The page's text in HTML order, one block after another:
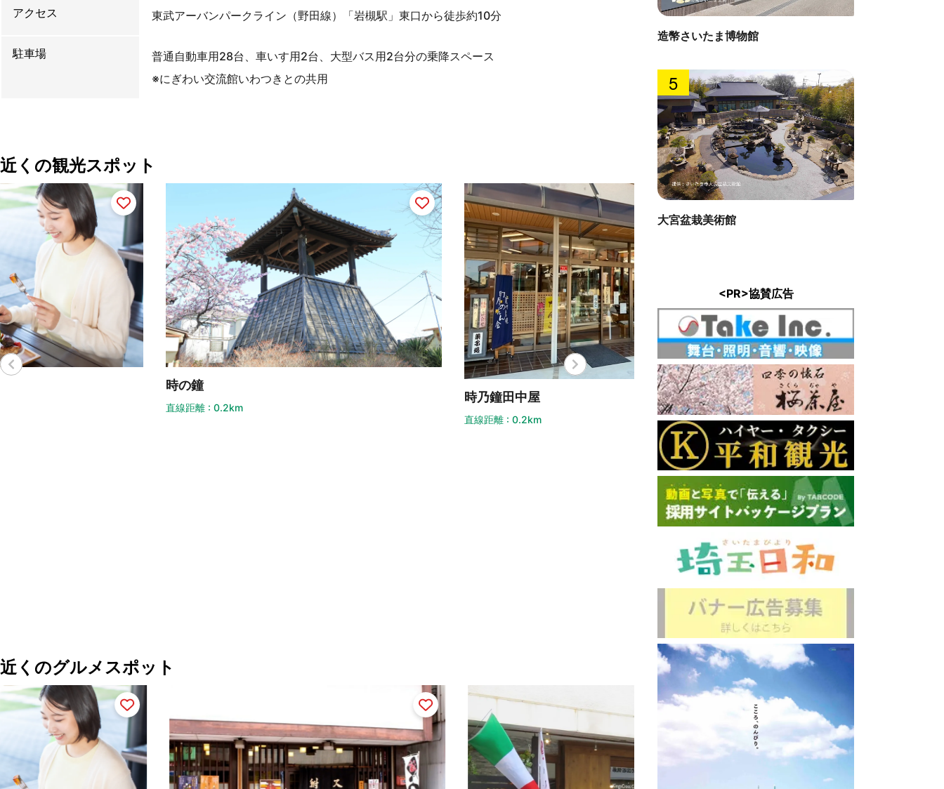
アクセス 東武アーバンパークライン（野田線）「岩槻駅」東口から徒歩約10分
駐車場
普通自動車用28台、車いす用2台、大型バス用2台分の乗降スペース
※にぎわい交流館いわつきとの共用
近くの観光スポット
直線距離 : 0.3km
近くのグルメスポット
造幣さいたま博物館
大宮盆栽美術館
5
<PR>協賛広告